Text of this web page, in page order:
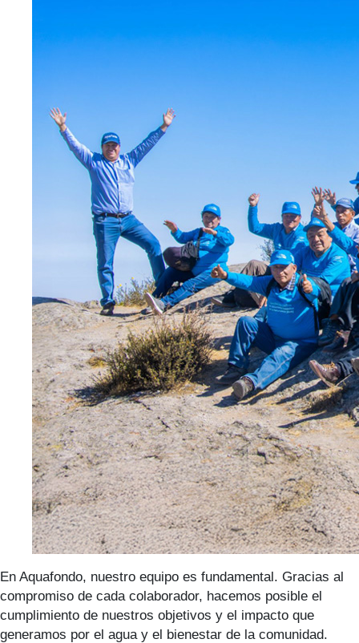
En Aquafondo, nuestro equipo es fundamental. Gracias al
compromiso de cada colaborador, hacemos posible el
cumplimiento de nuestros objetivos y el impacto que
generamos por el agua y el bienestar de la comunidad.